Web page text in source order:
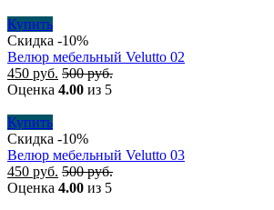
Купить
Скидка -10%
Велюр мебельный Velutto 02
450 руб. 500руб.
Оценка 4.00 из 5
Купить
Скидка -10%
Велюр мебельный Velutto 03
450 руб. 500руб.
Оценка 4.00 из 5